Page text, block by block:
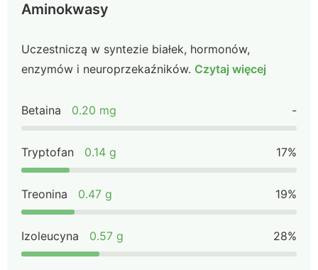
Aminokwasy
Uczestniczą w syntezie białek, hormonów,
enzymów i neuroprzekaźników. Czytaj więcej
Betaina 0.20 mg -
Tryptofan 0.14 g 17%
Treonina 0.47 g 19%
Izoleucyna 0.57 g 28%